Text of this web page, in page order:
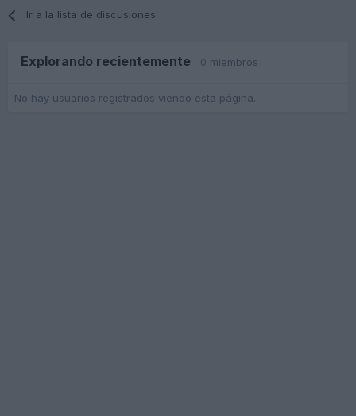
Ir a la lista de discusiones
Explorando recientemente 0 miembros
No hay usuarios registrados viendo esta página.